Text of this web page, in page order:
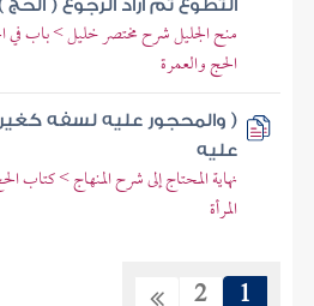
التطوع ثم أراد الرجوع ( الحج
منح الجليل شرح مختصر خليل > باب في
الحج والعمرة
( والمحجور عليه لسفه
عليه
نهاية المحتاج إلى شرح المنهاج >
المرأة